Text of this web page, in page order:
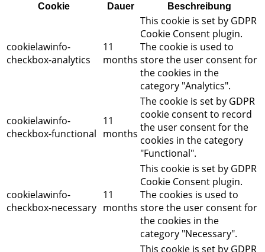
Cookie Dauer Beschreibung
cookielawinfo-
checkbox-analytics
11
months
This cookie is set by GDPR
Cookie Consent plugin.
The cookie is used to
store the user consent for
the cookies in the
category "Analytics".
cookielawinfo-
checkbox-functional
11
months
The cookie is set by GDPR
cookie consent to record
the user consent for the
cookies in the category
"Functional".
cookielawinfo-
checkbox-necessary
11
months
This cookie is set by GDPR
Cookie Consent plugin.
The cookies is used to
store the user consent for
the cookies in the
category "Necessary".
This cookie is set by GDPR